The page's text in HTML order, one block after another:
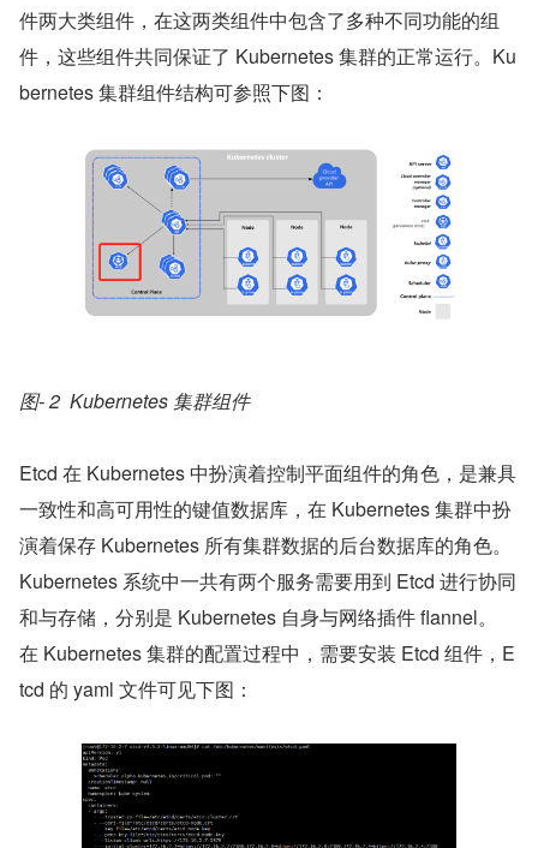
件两大类组件，在这两类组件中包含了多种不同功能的组
件，这些组件共同保证了 Kubernetes 集群的正常运行。Ku
bernetes 集群组件结构可参照下图：
图- 2  Kubernetes 集群组件
Etcd 在 Kubernetes 中扮演着控制平面组件的角色，是兼具
一致性和高可用性的键值数据库，在 Kubernetes 集群中扮
演着保存 Kubernetes 所有集群数据的后台数据库的角色。
Kubernetes 系统中一共有两个服务需要用到 Etcd 进行协同
和与存储，分别是 Kubernetes 自身与网络插件 flannel。
在 Kubernetes 集群的配置过程中，需要安装 Etcd 组件，E
tcd 的 yaml 文件可见下图：